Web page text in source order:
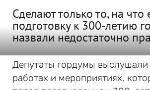
Сделают только то, на что
подготовку к 300-летию
назвали недостаточно
Депутаты гордумы выслушали
работах и мероприятиях,